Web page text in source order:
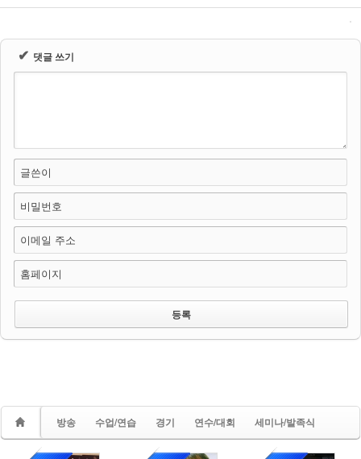
✔ 댓글 쓰기
글쓴이
비밀번호
이메일 주소
홈페이지
방송 수업/연습 경기 연수/대회 세미나/발족식